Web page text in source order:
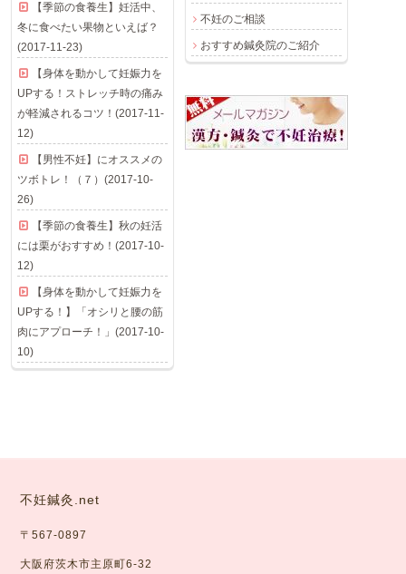
不妊のご相談
おすすめ鍼灸院のご紹介
【季節の食養生】妊活中、
冬に食べたい果物といえば？
(2017-11-23)
【身体を動かして妊娠力を
UPする！ストレッチ時の痛み
が軽減されるコツ！(2017-11-
12)
【男性不妊】にオススメの
ツボトレ！（７）(2017-10-
26)
【季節の食養生】秋の妊活
には栗がおすすめ！(2017-10-
12)
【身体を動かして妊娠力を
UPする！】「オシリと腰の筋
肉にアプローチ！」(2017-10-
10)
不妊鍼灸.net
〒567-0897
大阪府茨木市主原町6-32